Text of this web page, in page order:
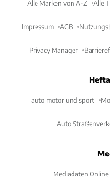
Alle Marken von A-Z Alle
Impressum AGB
Privacy Manager
auto motor und sport
Auto
Mediadaten Online